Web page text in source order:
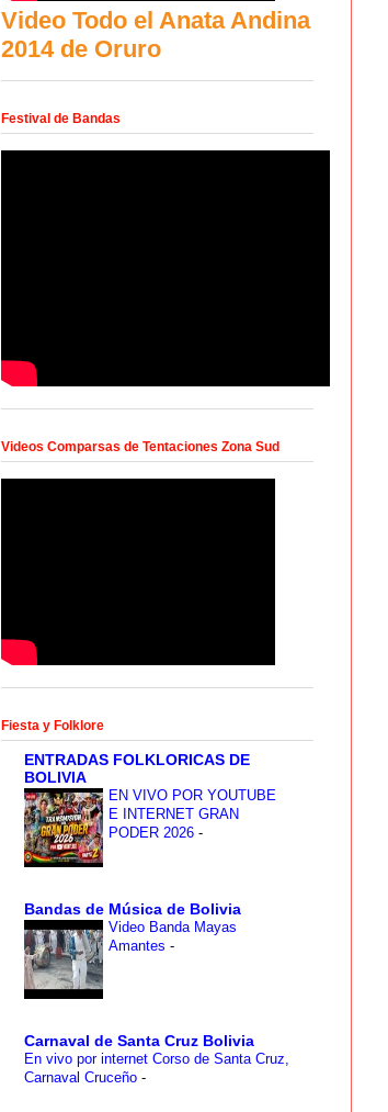
Video Todo el Anata Andina
2014 de Oruro
Festival de Bandas
Videos Comparsas de Tentaciones Zona Sud
Fiesta y Folklore
ENTRADAS FOLKLORICAS DE
BOLIVIA
EN VIVO POR YOUTUBE
E INTERNET GRAN
PODER 2026 -
Bandas de Música de Bolivia
Video Banda Mayas
Amantes -
Carnaval de Santa Cruz Bolivia
En vivo por internet Corso de Santa Cruz,
Carnaval Cruceño -